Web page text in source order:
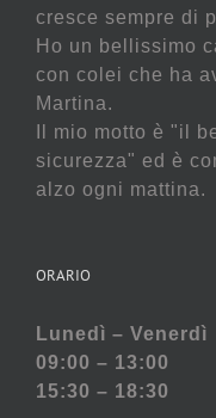
cresce sempre di
Ho un bellissimo
con colei che ha
Martina.
Il mio motto è "il
sicurezza" ed è
alzo ogni mattina.
ORARIO
Lunedì – Venerdì
09:00 – 13:00
15:30 – 18:30